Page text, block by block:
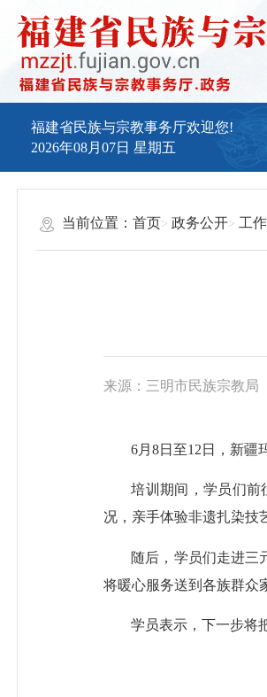
福建省民族与宗教事务厅欢迎您!
2026年08月07日 星期五
当前位置：首页 政务公开 工
来源：三明市民族宗教局
6月8日至12日，新疆
培训期间，学员们
况，亲手体验非遗扎染技
随后，学员们走进三
将暖心服务送到各族群众
学员表示，下一步将